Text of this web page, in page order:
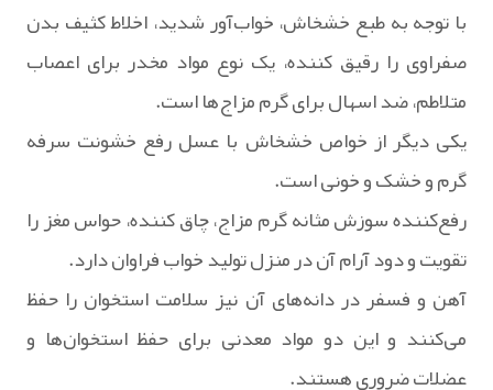
با توجه به طبع خشخاش، خواب‌آور شدید، اخلاط کثیف بدن
صفراوی را رقیق کننده، یک نوع مواد مخدر برای اعصاب
متلاطم، ضد اسهال برای گرم مزاج‌ها است.
یکی دیگر از خواص خشخاش با عسل رفع خشونت سرفه
گرم و خشک و خونی است.
رفع‌کننده سوزش مثانه گرم مزاج، چاق کننده، حواس مغز را
تقویت و دود آرام آن در منزل تولید خواب فراوان دارد.
آهن و فسفر در دانه‌های آن نیز سلامت استخوان را حفظ
می‌کنند و این دو مواد معدنی برای حفظ استخوان‌ها و
عضلات ضروری هستند.